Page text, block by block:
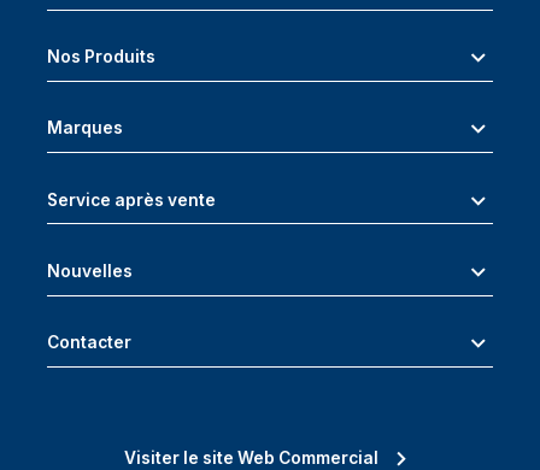
Nos Produits
Marques
Service après vente
Nouvelles
Contacter
Visiter le site Web Commercial